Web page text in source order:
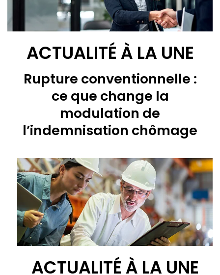
ACTUALITÉ À LA UNE
Rupture conventionnelle :
ce que change la
modulation de
l’indemnisation chômage
ACTUALITÉ À LA UNE